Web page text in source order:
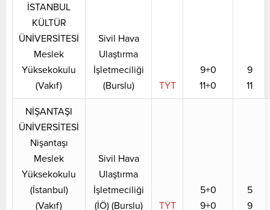
İSTANBUL
KÜLTÜR
ÜNİVERSİTESİ
Meslek
Yüksekokulu
(Vakıf)
Sivil Hava
Ulaştırma
İşletmeciliği
(Burslu)
TYT
9+0
11+0
9
11
NİŞANTAŞI
ÜNİVERSİTESİ
Nişantaşı
Meslek
Yüksekokulu
(İstanbul)
(Vakıf)
Sivil Hava
Ulaştırma
İşletmeciliği
(İÖ) (Burslu)
TYT
5+0
9+0
5
9